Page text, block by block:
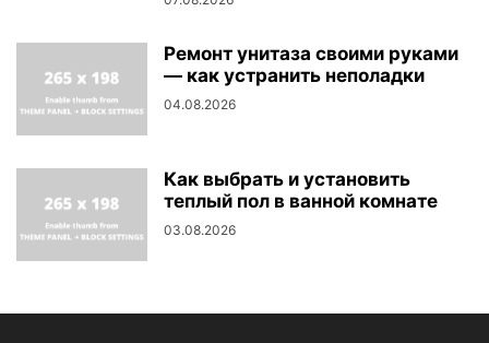
Ремонт унитаза своими руками
— как устранить неполадки
04.08.2026
Как выбрать и установить
теплый пол в ванной комнате
03.08.2026